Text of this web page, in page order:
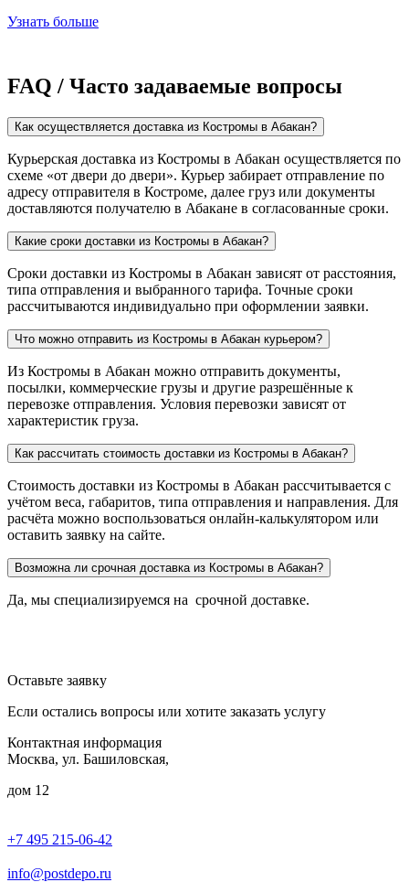
Узнать больше
FAQ / Часто задаваемые вопросы
Как осуществляется доставка из Костромы в Абакан?
Курьерская доставка из Костромы в Абакан осуществляется по
схеме «от двери до двери». Курьер забирает отправление по
адресу отправителя в Костроме, далее груз или документы
доставляются получателю в Абакане в согласованные сроки.
Какие сроки доставки из Костромы в Абакан?
Сроки доставки из Костромы в Абакан зависят от расстояния,
типа отправления и выбранного тарифа. Точные сроки
рассчитываются индивидуально при оформлении заявки.
Что можно отправить из Костромы в Абакан курьером?
Из Костромы в Абакан можно отправить документы,
посылки, коммерческие грузы и другие разрешённые к
перевозке отправления. Условия перевозки зависят от
характеристик груза.
Как рассчитать стоимость доставки из Костромы в Абакан?
Стоимость доставки из Костромы в Абакан рассчитывается с
учётом веса, габаритов, типа отправления и направления. Для
расчёта можно воспользоваться онлайн-калькулятором или
оставить заявку на сайте.
Возможна ли срочная доставка из Костромы в Абакан?
Да, мы специализируемся на срочной доставке.
Оставьте заявку
Если остались вопросы или хотите заказать услугу
Контактная информация
Москва, ул. Башиловская,
дом 12
+7 495 215-06-42
info@postdepo.ru